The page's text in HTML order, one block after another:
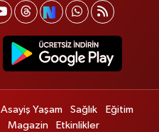
Asayiş Yaşam Sağlık
Eğitim
Magazin Etkinlikler